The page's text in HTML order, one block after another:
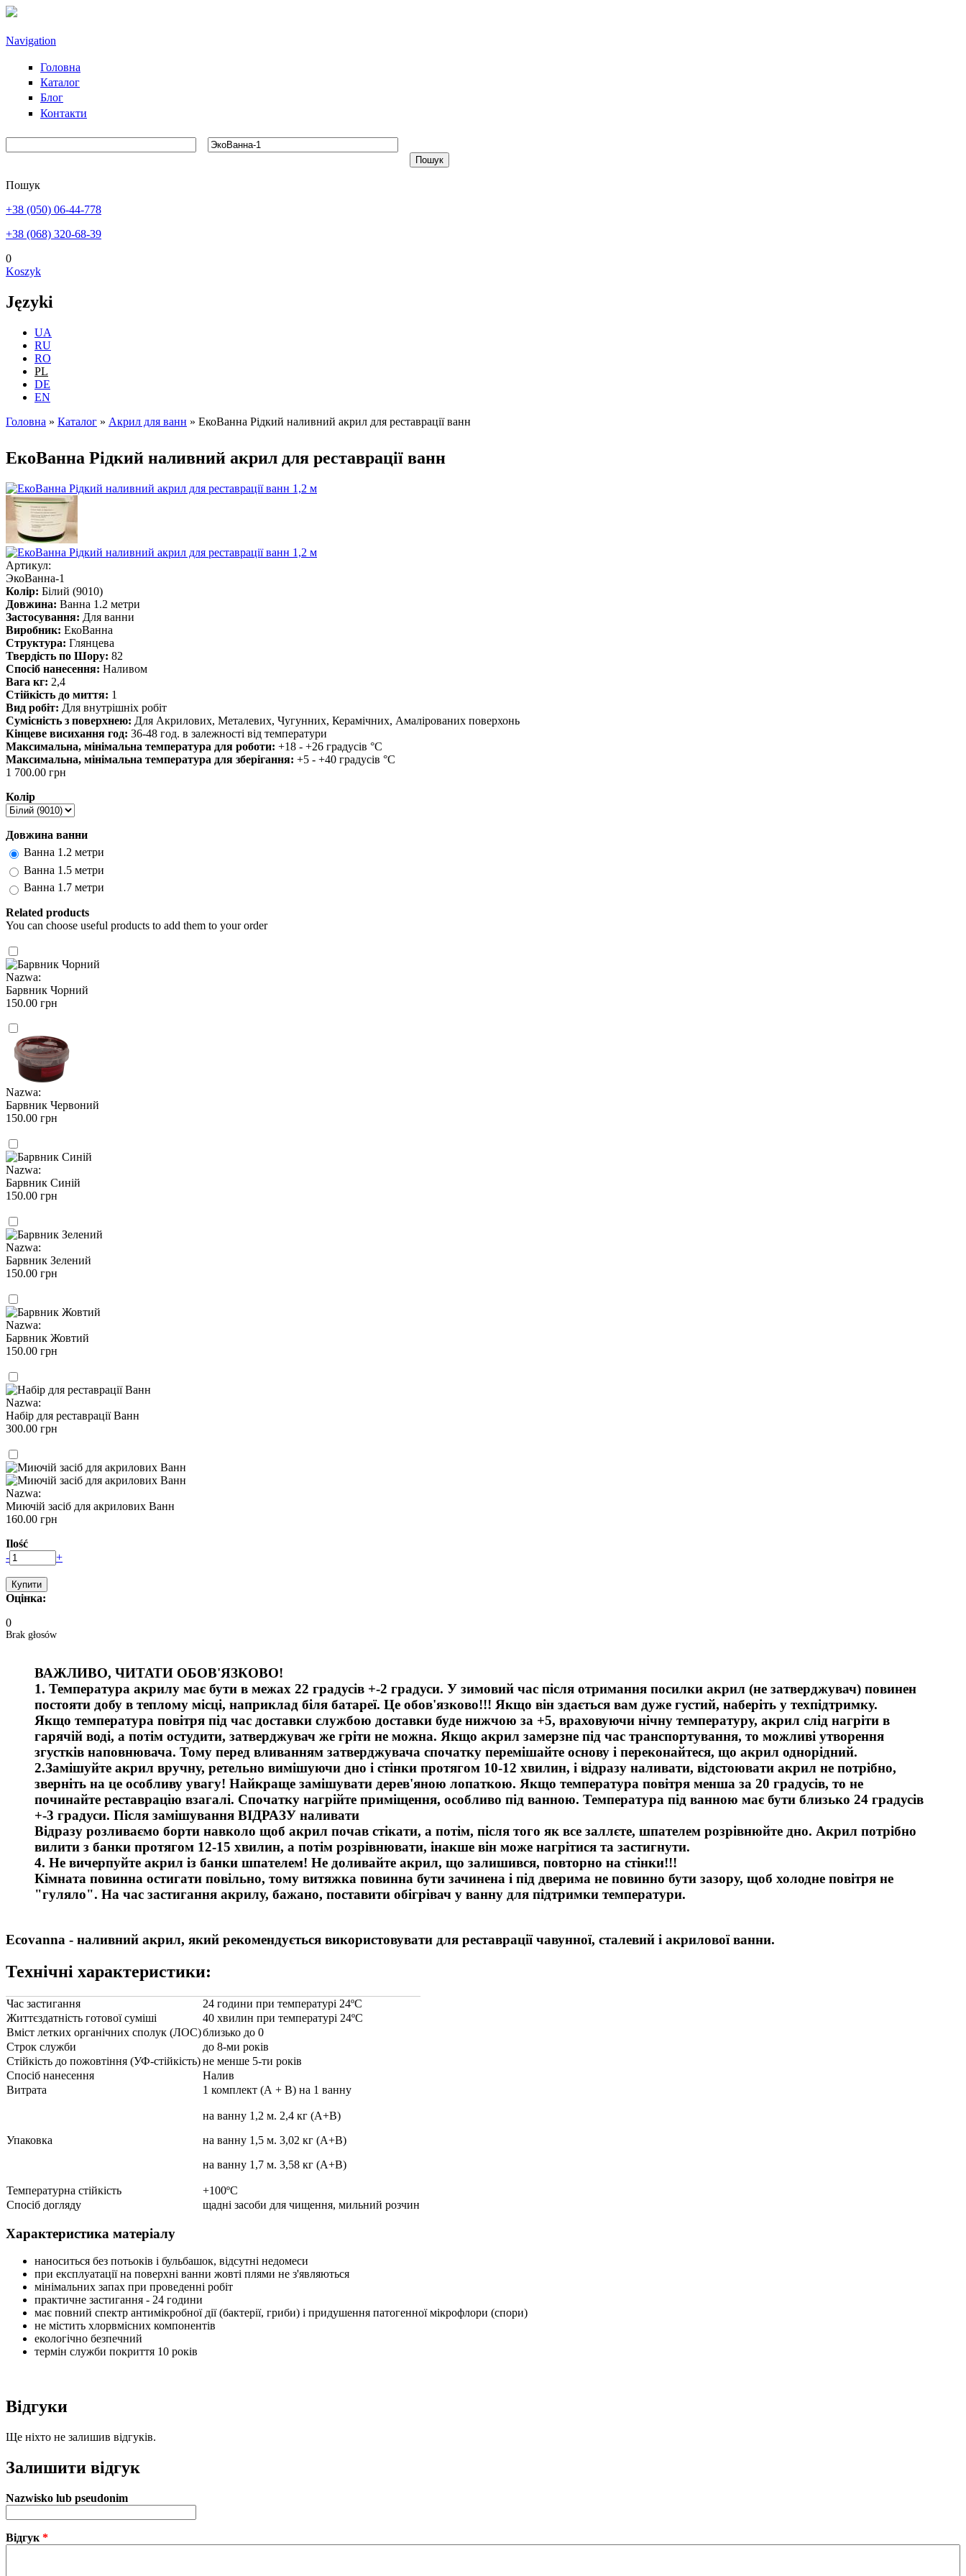
Przejdź do treści
Navigation
Головна
Каталог
Блог
Контакти
Пошук
+38 (050) 06-44-778
+38 (068) 320-68-39
0
Koszyk
Języki
UA
RU
RO
PL
DE
EN
Головна » Каталог » Акрил для ванн » ЕкоВанна Рідкий наливний акрил для реставрації ванн
ЕкоВанна Рідкий наливний акрил для реставрації ванн
Артикул:
ЭкоВанна-1
Колір: Білий (9010)
Довжина: Ванна 1.2 метри
Застосування: Для ванни
Виробник: ЕкоВанна
Структура: Глянцева
Твердість по Шору: 82
Спосіб нанесення: Наливом
Вага кг: 2,4
Стійкість до миття: 1
Вид робіт: Для внутрішніх робіт
Сумісність з поверхнею: Для Акрилових, Металевих, Чугунних, Керамічних, Амалірованих поверхонь
Кінцеве висихання год: 36-48 год. в залежності від температури
Максимальна, мінімальна температура для роботи: +18 - +26 градусів °C
Максимальна, мінімальна температура для зберігання: +5 - +40 градусів °C
1 700.00 грн
Колір
Довжина ванни
Ванна 1.2 метри
Ванна 1.5 метри
Ванна 1.7 метри
Related products
You can choose useful products to add them to your order
Nazwa:
Барвник Чорний
150.00 грн
Nazwa:
Барвник Червоний
150.00 грн
Nazwa:
Барвник Синій
150.00 грн
Nazwa:
Барвник Зелений
150.00 грн
Nazwa:
Барвник Жовтий
150.00 грн
Nazwa:
Набір для реставрації Ванн
300.00 грн
Nazwa:
Миючій засіб для акрилових Ванн
160.00 грн
Ilość
-
+
Оцінка:
0
Brak głosów
ВАЖЛИВО, ЧИТАТИ ОБОВ'ЯЗКОВО!
1. Температура акрилу має бути в межах 22 градусів +-2 градуси. У зимовий час після отримання посилки акрил (не затверджувач) повинен
постояти добу в теплому місці, наприклад біля батареї. Це обов'язково!!! Якщо він здається вам дуже густий, наберіть у техпідтримку.
Якщо температура повітря під час доставки службою доставки буде нижчою за +5, враховуючи нічну температуру, акрил слід нагріти в
гарячій воді, а потім остудити, затверджувач же гріти не можна. Якщо акрил замерзне під час транспортування, то можливі утворення
згустків наповнювача. Тому перед вливанням затверджувача спочатку перемішайте основу і переконайтеся, що акрил однорідний.
2.Замішуйте акрил вручну, ретельно вимішуючи дно і стінки протягом 10-12 хвилин, і відразу наливати, відстоювати акрил не потрібно,
зверніть на це особливу увагу! Найкраще замішувати дерев'яною лопаткою. Якщо температура повітря менша за 20 градусів, то не
починайте реставрацію взагалі. Спочатку нагрійте приміщення, особливо під ванною. Температура під ванною має бути близько 24 градусів
+-3 градуси. Після замішування ВІДРАЗУ наливати
Відразу розливаємо борти навколо щоб акрил почав стікати, а потім, після того як все заллєте, шпателем розрівнюйте дно. Акрил потрібно
вилити з банки протягом 12-15 хвилин, а потім розрівнювати, інакше він може нагрітися та застигнути.
4. Не вичерпуйте акрил із банки шпателем! Не доливайте акрил, що залишився, повторно на стінки!!!
Кімната повинна остигати повільно, тому витяжка повинна бути зачинена і під дверима не повинно бути зазору, щоб холодне повітря не
"гуляло". На час застигання акрилу, бажано, поставити обігрівач у ванну для підтримки температури.
Ecovanna - наливний акрил, який рекомендується використовувати для реставрації чавунної, сталевий і акрилової ванни.
Технічні характеристики:
Час застигання
24 години при температурі 24ºC
Життєздатність готової суміші
40 хвилин при температурі 24ºC
Вміст летких органічних сполук (ЛОС)близько до 0
Строк служби
до 8-ми років
Стійкість до пожовтіння (УФ-стійкість)не менше 5-ти років
Спосіб нанесення
Налив
Витрата
1 комплект (А + B) на 1 ванну
Упаковка
на ванну 1,2 м. 2,4 кг (А+B)
на ванну 1,5 м. 3,02 кг (А+B)
на ванну 1,7 м. 3,58 кг (A+B)
Температурна стійкість
+100ºC
Спосіб догляду
щадні засоби для чищення, мильний розчин
Характеристика матеріалу
наноситься без потьоків і бульбашок, відсутні недомеси
при експлуатації на поверхні ванни жовті плями не з'являються
мінімальних запах при проведенні робіт
практичне застигання - 24 години
має повний спектр антимікробної дії (бактерії, гриби) і придушення патогенної мікрофлори (спори)
не містить хлорвмісних компонентів
екологічно безпечний
термін служби покриття 10 років
Відгуки
Ще ніхто не залишив відгуків.
Залишити відгук
Nazwisko lub pseudonim
Відгук *